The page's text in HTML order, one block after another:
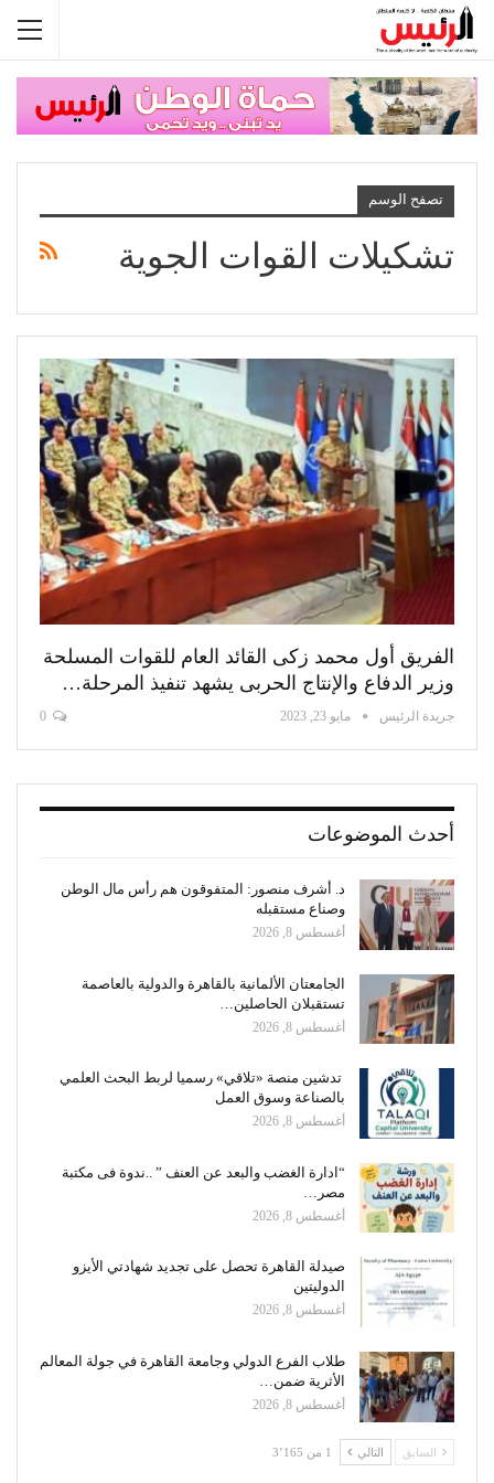
تصفح الوسم
تشكيلات القوات الجوية
الفريق أول محمد زكى القائد العام للقوات المسلحة
وزير الدفاع والإنتاج الحربى يشهد تنفيذ المرحلة…
جريدة الرئيس مايو 23, 2023
أحدث الموضوعات
د. أشرف منصور: المتفوقون هم رأس مال الوطن
وصناع مستقبله
أغسطس 8, 2026
الجامعتان الألمانية بالقاهرة والدولية بالعاصمة
تستقبلان الحاصلين…
أغسطس 8, 2026
تدشين منصة «تلاقي» رسميا لربط البحث العلمي
بالصناعة وسوق العمل
أغسطس 8, 2026
“ادارة الغضب والبعد عن العنف ” ..ندوة فى مكتبة
مصر…
أغسطس 8, 2026
صيدلة القاهرة تحصل على تجديد شهادتي الأيزو
الدوليتين
أغسطس 8, 2026
طلاب الفرع الدولي وجامعة القاهرة في جولة المعالم
الأثرية ضمن…
أغسطس 8, 2026
السابق التالي 1 من 3٬165